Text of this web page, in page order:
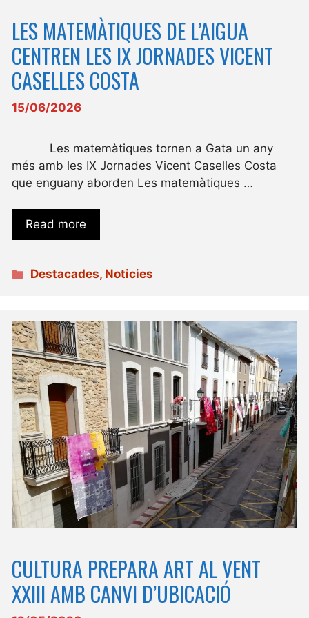
LES MATEMÀTIQUES DE L’AIGUA
CENTREN LES IX JORNADES VICENT
CASELLES COSTA
15/06/2026
Les matemàtiques tornen a Gata un any
més amb les IX Jornades Vicent Caselles Costa
que enguany aborden Les matemàtiques …
Read more
Categories
Destacades, Noticies
CULTURA PREPARA ART AL VENT
XXIII AMB CANVI D’UBICACIÓ